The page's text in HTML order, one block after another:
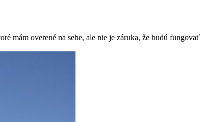
mám overené na sebe, ale nie je záruka, že budú fungovať